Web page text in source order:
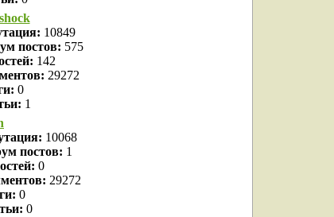
10849
постов: 575
142
29272
0
1
10068
постов: 1
0
29272
0
0